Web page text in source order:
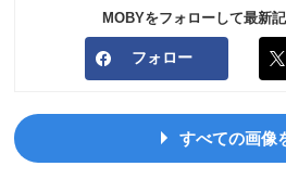
MOBYをフォローして最新
フォロー
すべての画像